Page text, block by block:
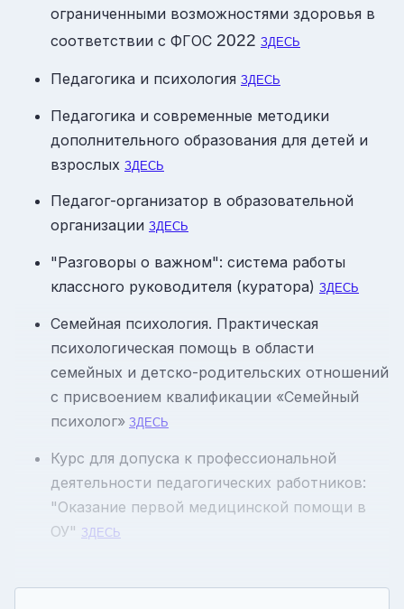
ограниченными возможностями здоровья в
соответствии с ФГОС 2022 ЗДЕСЬ
Педагогика и психология ЗДЕСЬ
Педагогика и современные методики
дополнительного образования для детей и
взрослых ЗДЕСЬ
Педагог-организатор в образовательной
организации ЗДЕСЬ
"Разговоры о важном": система работы
классного руководителя (куратора) ЗДЕСЬ
Семейная психология. Практическая
психологическая помощь в области
семейных и детско-родительских отношений
с присвоением квалификации «Семейный
психолог» ЗДЕСЬ
Курс для допуска к профессиональной
деятельности педагогических работников:
"Оказание первой медицинской помощи в
ОУ" ЗДЕСЬ